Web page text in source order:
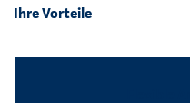
Ihre Vorteile